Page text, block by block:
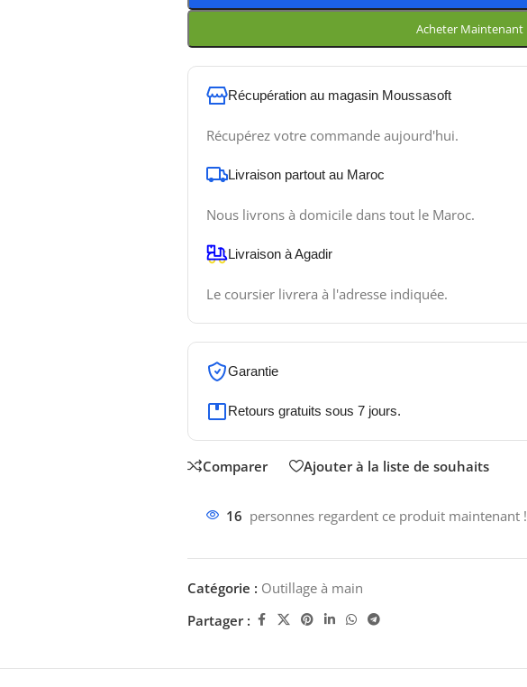
Acheter Maintenant
Récupération au magasin Moussasoft
Récupérez votre commande aujourd'hui.
Livraison partout au Maroc
Nous livrons à domicile dans tout le Maroc.
Livraison à Agadir
Le coursier livrera à l'adresse indiquée.
Garantie
Retours gratuits sous 7 jours.
Comparer Ajouter à la liste de souhaits
16 personnes regardent ce produit maintenant !
Catégorie : Outillage à main
Partager :